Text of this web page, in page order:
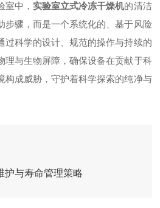
室中，实验室立式冷冻干燥机的清洁
步骤，而是一个系统化的、基于风险
过科学的设计、规范的操作与持续的
理与生物屏障，确保设备在贡献于科
构成威胁，守护着科学探索的纯净与
护与寿命管理策略